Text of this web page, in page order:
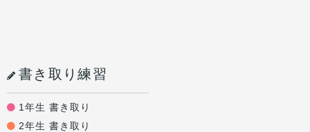
書き取り練習
1年生 書き取り
2年生 書き取り